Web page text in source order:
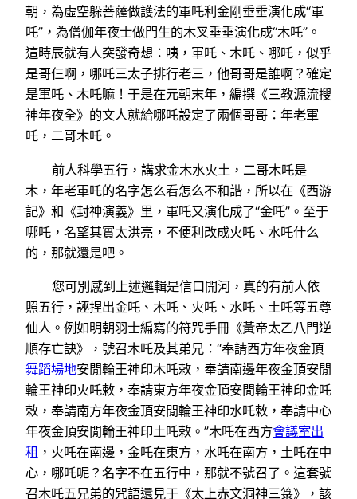
朝，為虛空躲菩薩做護法的軍吒利金剛垂垂演化成“軍
吒”，為僧伽年夜士做門生的木叉垂垂演化成“木吒”。
這時辰就有人突發奇想：咦，軍吒、木吒、哪吒，似乎
是哥仨啊，哪吒三太子排行老三，他哥哥是誰啊？確定
是軍吒、木吒嘛！于是在元朝末年，編撰《三教源流搜
神年夜全》的文人就給哪吒設定了兩個哥哥：年老軍
吒，二哥木吒。
前人科學五行，講求金木水火土，二哥木吒是
木，年老軍吒的名字怎么看怎么不和諧，所以在《西游
記》和《封神演義》里，軍吒又演化成了“金吒”。至于
哪吒，名望其實太洪亮，不便利改成火吒、水吒什么
的，那就還是吧。
您可別感到上述邏輯是信口開河，真的有前人依
照五行，誣捏出金吒、木吒、火吒、水吒、土吒等五尊
仙人。例如明朝羽士編寫的符咒手冊《黃帝太乙八門逆
順存亡訣》，號召木吒及其弟兄：“奉請西方年夜金頂
舞蹈場地安閒輪王神印木吒敕，奉請南邊年夜金頂安閒
輪王神印火吒敕，奉請東方年夜金頂安閒輪王神印金吒
敕，奉請南方年夜金頂安閒輪王神印水吒敕，奉請中心
年夜金頂安閒輪王神印土吒敕。”木吒在西方會議室出
租 ，火吒在南邊，金吒在東方，水吒在南方，土吒在中
心，哪吒呢？名字不在五行中，那就不號召了。這套號
召木吒五兄弟的咒語還見于《太上赤文洞神三箓》，該